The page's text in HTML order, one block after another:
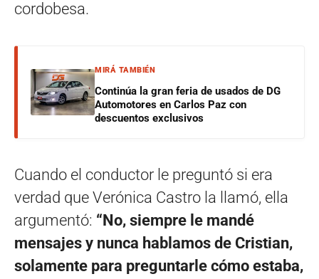
cordobesa.
MIRÁ TAMBIÉN
Continúa la gran feria de usados de DG
Automotores en Carlos Paz con
descuentos exclusivos
Cuando el conductor le preguntó si era
verdad que Verónica Castro la llamó, ella
argumentó: “No, siempre le mandé
mensajes y nunca hablamos de Cristian,
solamente para preguntarle cómo estaba,